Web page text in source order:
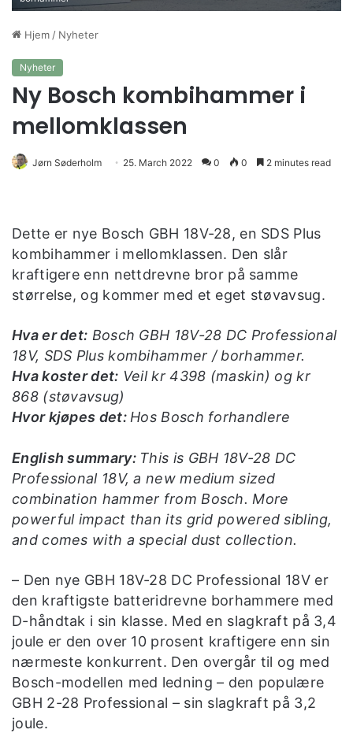
Hjem / Nyheter
Nyheter
Ny Bosch kombihammer i
mellomklassen
Jørn Søderholm 25. March 2022 0 0 2 minutes read
Dette er nye Bosch GBH 18V-28, en SDS Plus
kombihammer i mellomklassen. Den slår
kraftigere enn nettdrevne bror på samme
størrelse, og kommer med et eget støvavsug.
Hva er det: Bosch GBH 18V-28 DC Professional
18V, SDS Plus kombihammer / borhammer.
Hva koster det: Veil kr 4398 (maskin) og kr
868 (støvavsug)
Hvor kjøpes det: Hos Bosch forhandlere
English summary: This is GBH 18V-28 DC
Professional 18V, a new medium sized
combination hammer from Bosch. More
powerful impact than its grid powered sibling,
and comes with a special dust collection.
– Den nye GBH 18V-28 DC Professional 18V er
den kraftigste batteridrevne borhammere med
D-håndtak i sin klasse. Med en slagkraft på 3,4
joule er den over 10 prosent kraftigere enn sin
nærmeste konkurrent. Den overgår til og med
Bosch-modellen med ledning – den populære
GBH 2-28 Professional – sin slagkraft på 3,2
joule.